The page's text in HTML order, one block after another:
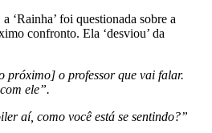
‘Rainha’ foi questionada sobre a
confronto. Ela ‘desviou’ da
próximo] o professor que vai falar.
ele”.
aí, como você está se sentindo?”